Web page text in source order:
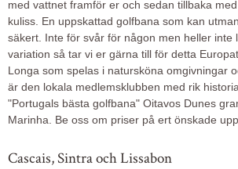
med vattnet framför er och sedan tillbaka
kuliss. En uppskattad golfbana som kan
säkert. Inte för svår för någon men heller inte
variation så tar vi er gärna till för detta
Longa som spelas i natursköna omgivningar
är den lokala medlemsklubben med rik
"Portugals bästa golfbana" Oitavos Dunes
Marinha. Be oss om priser på ert önskade
Cascais, Sintra och Lissabon